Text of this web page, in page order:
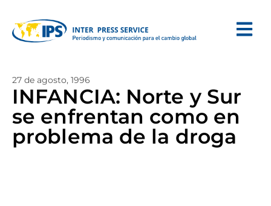
27 de agosto, 1996
INFANCIA: Norte y Sur
se enfrentan como en
problema de la droga